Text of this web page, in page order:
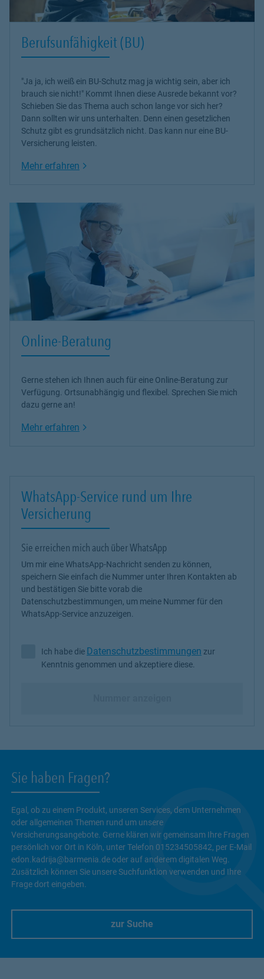
Berufsunfähigkeit (BU)
"Ja ja, ich weiß ein BU-Schutz mag ja wichtig sein, aber ich
brauch sie nicht!" Kommt Ihnen diese Ausrede bekannt vor?
Schieben Sie das Thema auch schon lange vor sich her?
Dann sollten wir uns unterhalten. Denn einen gesetzlichen
Schutz gibt es grundsätzlich nicht. Das kann nur eine BU-
Versicherung leisten.
Mehr erfahren Link Opens in New Tab
Online-Beratung
Gerne stehen ich Ihnen auch für eine Online-Beratung zur
Verfügung. Ortsunabhängig und flexibel. Sprechen Sie mich
dazu gerne an!
Mehr erfahren Link Opens in New Tab
WhatsApp-Service rund um Ihre
Versicherung
Sie erreichen mich auch über WhatsApp
Um mir eine WhatsApp-Nachricht senden zu können,
speichern Sie einfach die Nummer unter Ihren Kontakten ab
und bestätigen Sie bitte vorab die
Datenschutzbestimmungen, um meine Nummer für den
WhatsApp-Service anzuzeigen.
Ich habe die Datenschutzbestimmungen zur Kenntnis
Ich habe die Datenschutzbestimmungen zur
Kenntnis genommen und akzeptiere diese.
Sie haben Fragen?
Egal, ob zu einem Produkt, unseren Services, dem Unternehmen
oder allgemeinen Themen rund um unsere
Versicherungsangebote. Gerne klären wir gemeinsam Ihre Fragen
persönlich vor Ort in Köln, unter Telefon 015234505842, per E-Mail
edon.kadrija@barmenia.de oder auf anderem digitalen Weg.
Zusätzlich können Sie unsere Suchfunktion verwenden und Ihre
Frage dort eingeben.
zur Suche